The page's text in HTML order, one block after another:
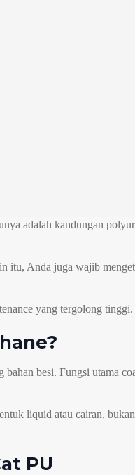
adalah kandungan
itu, Anda juga wajib
yang tergolong
besi. Fungsi utama
liquid atau cairan,
PU